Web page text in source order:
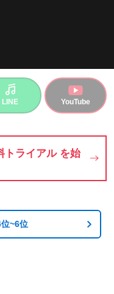
LINE YouTube
トライアル を始
~6位